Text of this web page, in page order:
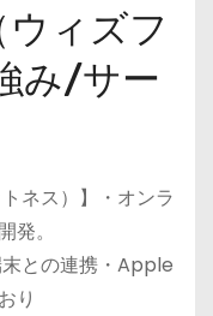
ィズフ
み/サー
ネス）】・オンラ
。
との連携・Apple
り